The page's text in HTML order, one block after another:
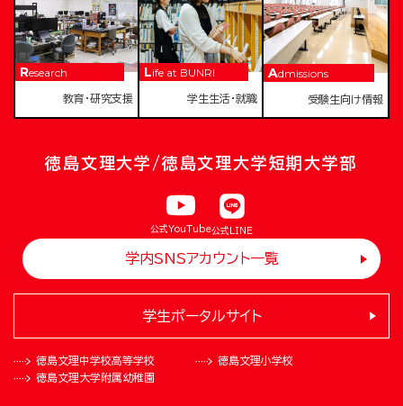
Research
教育・研究支援
Life at BUNRI
学生生活・就職
Admissions
受験生向け情報
徳島文理大学/徳島文理大学短期大学部
公式YouTube公式LINE
学内SNSアカウント一覧
徳島文理中学校高等学校
徳島文理小学校
徳島文理大学附属幼稚園
学生ポータルサイト